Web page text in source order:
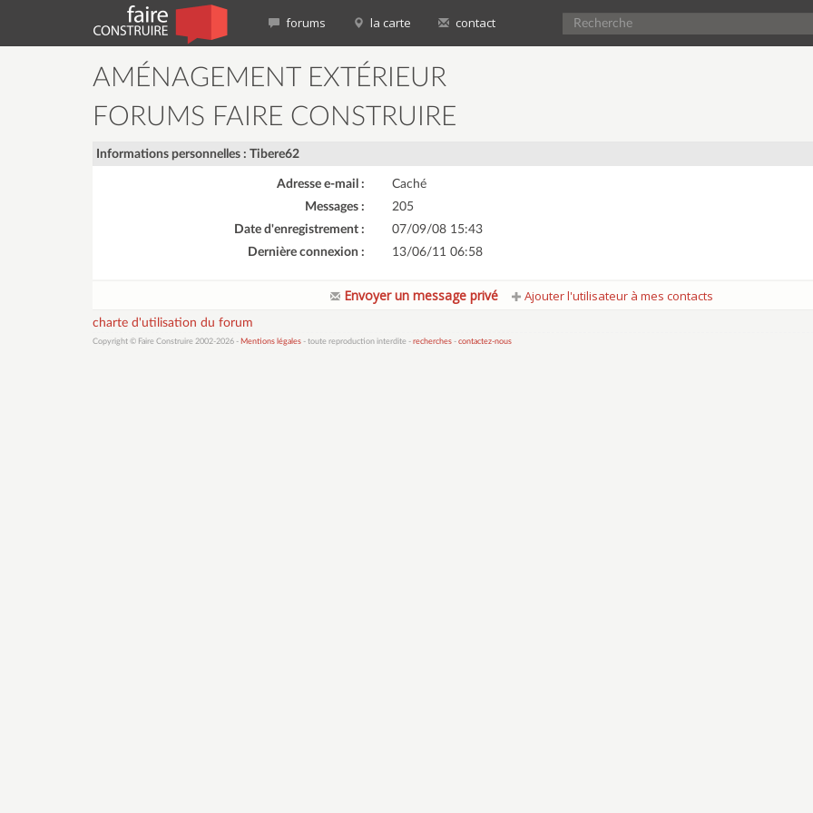
forums la carte contact
AMÉNAGEMENT EXTÉRIEUR
FORUMS FAIRE CONSTRUIRE
Informations personnelles : Tibere62
Adresse e-mail :
Caché
Messages :
205
Date d'enregistrement :
07/09/08 15:43
Dernière connexion :
13/06/11 06:58
Envoyer un message privé Ajouter l'utilisateur à mes contacts
charte d'utilisation du forum
Copyright © Faire Construire 2002-2026 - Mentions légales - toute reproduction interdite - recherches - contactez-nous